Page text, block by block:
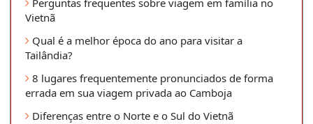
Perguntas frequentes sobre viagem em família no
Vietnã
Qual é a melhor época do ano para visitar a
Tailândia?
8 lugares frequentemente pronunciados de forma
errada em sua viagem privada ao Camboja
Diferenças entre o Norte e o Sul do Vietnã